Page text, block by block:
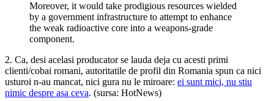
Moreover, it would take prodigious resources wielded
by a government infrastructure to attempt to enhance
the weak radioactive core into a weapons-grade
component.
2. Ca, desi acelasi producator se lauda deja cu acesti primi
clienti/cobai romani, autoritatile de profil din Romania spun ca nici
usturoi n-au mancat, nici gura nu le miroare: ei sunt mici, nu stiu
nimic despre asa ceva. (sursa: HotNews)